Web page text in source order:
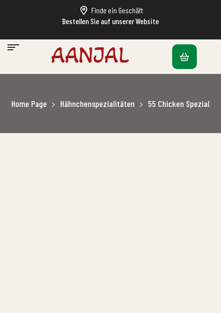
Finde ein Geschäft
Bestellen Sie auf unserer Website
Home Page Hähnchenspezialitäten 55 Chicken Spezial